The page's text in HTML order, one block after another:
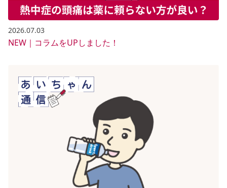
2026.07.03
NEW｜コラムをUPしました！